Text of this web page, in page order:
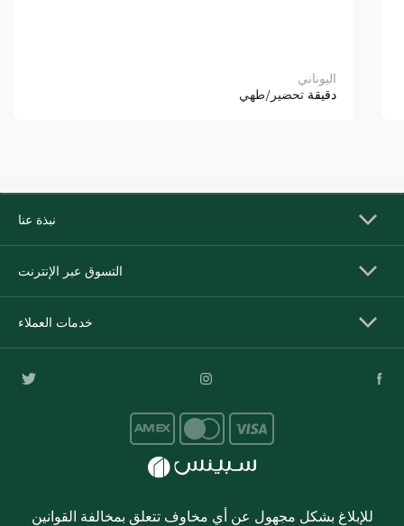
اليوناني
دقيقة تحضير/طهي
نبذة عنا
التسوق عبر الإنترنت
خدمات العملاء
للإبلاغ بشكل مجهول عن أي مخاوف تتعلق بمخالفة القوانين